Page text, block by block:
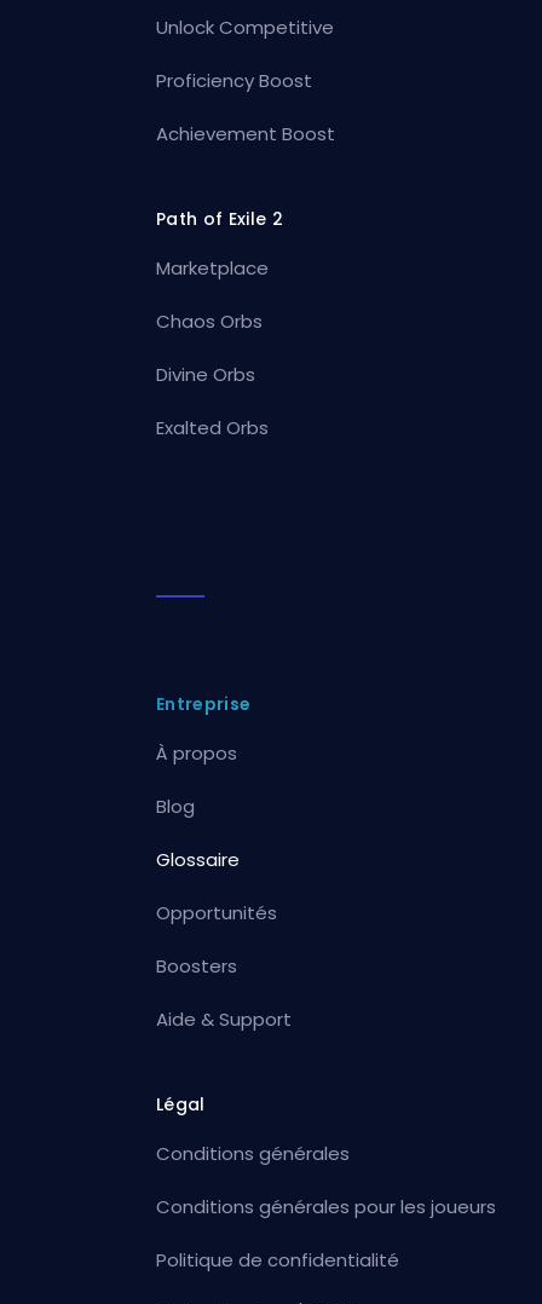
Unlock Competitive
Proficiency Boost
Achievement Boost
Path of Exile 2
Marketplace
Chaos Orbs
Divine Orbs
Exalted Orbs
Entreprise
À propos
Blog
Glossaire
Opportunités
Boosters
Aide & Support
Légal
Conditions générales
Conditions générales pour les joueurs
Politique de confidentialité